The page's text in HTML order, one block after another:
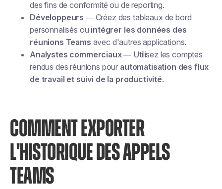
des fins de conformité ou de reporting.
Développeurs — Créez des tableaux de bord
personnalisés ou intégrer les données des
réunions Teams avec d'autres applications.
Analystes commerciaux— Utilisez les comptes
rendus des réunions pour automatisation des flux
de travail et suivi de la productivité.
COMMENT EXPORTER
L'HISTORIQUE DES APPELS
TEAMS